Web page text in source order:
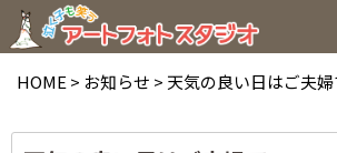
HOME > お知らせ > 天気の良い日はご夫婦